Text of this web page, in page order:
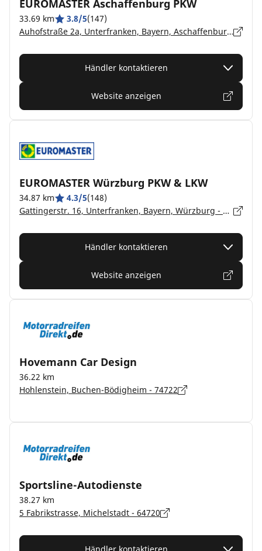
EUROMASTER Aschaffenburg PKW
33.69 km 3.8/5(147)
Auhofstraße 2a, Unterfranken, Bayern, Aschaffenburg - 63741
Händler kontaktieren
Website anzeigen
EUROMASTER Würzburg PKW & LKW
34.87 km 4.3/5(148)
Gattingerstr. 16, Unterfranken, Bayern, Würzburg - 97076
Händler kontaktieren
Website anzeigen
Hovemann Car Design
36.22 km
Hohlenstein, Buchen-Bödigheim - 74722
Sportsline-Autodienste
38.27 km
5 Fabrikstrasse, Michelstadt - 64720